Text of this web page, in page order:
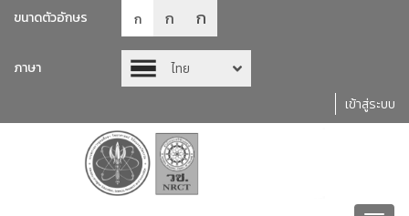
ขนาดตัวอักษร ก ก ก
ภาษา
ไทย
เข้าสู่ระบบ